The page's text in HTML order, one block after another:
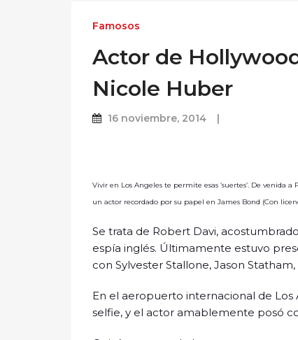
Famosos
Actor de
Nicole Huber
16 noviembre, 2014
Vivir en Los Angeles te permite esas ‘suertes’. De venida
un actor recordado por su papel en James Bond (Con
Se trata de Robert Davi,
espía inglés. Últimamente estuvo
con Sylvester Stallone, Jason
En el aeropuerto internacional de Los
selfie, y el actor amablemente posó